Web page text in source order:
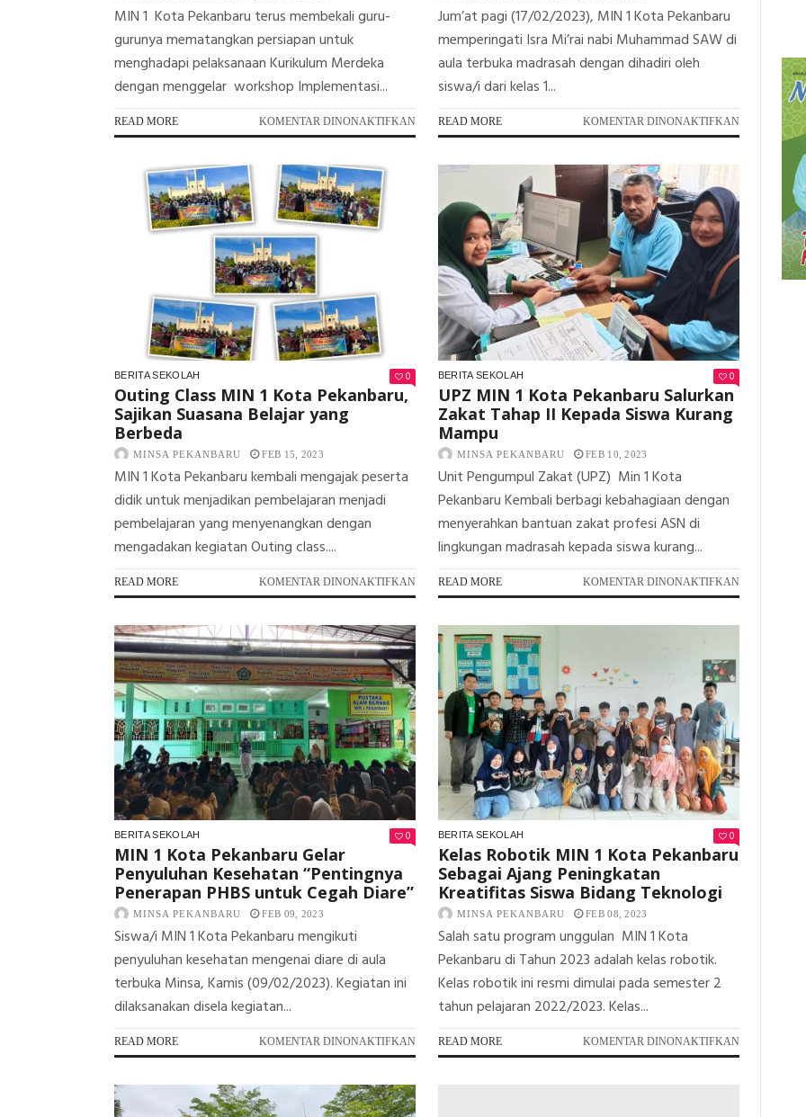
MIN 1 Kota Pekanbaru terus membekali guru-
gurunya mematangkan persiapan untuk
menghadapi pelaksanaan Kurikulum Merdeka
dengan menggelar workshop Implementasi...
READ MORE KOMENTAR DINONAKTIFKANPADA
MIN
WORKSHOP
IMPLEMENTASI
KURIKULUM
MERDEKA
Jum’at pagi (17/02/2023), MIN 1 Kota Pekanbaru
memperingati Isra Mi’rai nabi Muhammad SAW di
aula terbuka madrasah dengan dihadiri oleh
siswa/i dari kelas 1...
READ MORE KOMENTAR DINONAKTIFKANPADA
PERINGATAN
SAW.
DI
MIN
BERITA SEKOLAH 0
Outing Class MIN 1 Kota Pekanbaru,
Sajikan Suasana Belajar yang
Berbeda
MINSA PEKANBARU FEB 15, 2023
MIN 1 Kota Pekanbaru kembali mengajak peserta
didik untuk menjadikan pembelajaran menjadi
pembelajaran yang menyenangkan dengan
mengadakan kegiatan Outing class....
READ MORE KOMENTAR DINONAKTIFKANPADA
OUTING
MIN
PEKANBARU,
SAJIKAN
SUASANA
BELAJAR
YANG
BERBEDA
BERITA SEKOLAH 0
UPZ MIN 1 Kota Pekanbaru Salurkan
Zakat Tahap II Kepada Siswa Kurang
Mampu
MINSA PEKANBARU FEB 10, 2023
Unit Pengumpul Zakat (UPZ) Min 1 Kota
Pekanbaru Kembali berbagi kebahagiaan dengan
menyerahkan bantuan zakat profesi ASN di
lingkungan madrasah kepada siswa kurang...
READ MORE KOMENTAR DINONAKTIFKANPADA
UPZ
KEPADA
KURANG
BERITA SEKOLAH 0
MIN 1 Kota Pekanbaru Gelar
Penyuluhan Kesehatan “Pentingnya
Penerapan PHBS untuk Cegah Diare”
MINSA PEKANBARU FEB 09, 2023
Siswa/i MIN 1 Kota Pekanbaru mengikuti
penyuluhan kesehatan mengenai diare di aula
terbuka Minsa, Kamis (09/02/2023). Kegiatan ini
dilaksanakan disela kegiatan...
READ MORE KOMENTAR DINONAKTIFKANPADA
MIN
KOTA
PEKANBARU
BERITA SEKOLAH 0
Kelas Robotik MIN 1 Kota Pekanbaru
Sebagai Ajang Peningkatan
Kreatifitas Siswa Bidang Teknologi
MINSA PEKANBARU FEB 08, 2023
Salah satu program unggulan MIN 1 Kota
Pekanbaru di Tahun 2023 adalah kelas robotik.
Kelas robotik ini resmi dimulai pada semester 2
tahun pelajaran 2022/2023. Kelas...
READ MORE KOMENTAR DINONAKTIFKANPADA
KELAS